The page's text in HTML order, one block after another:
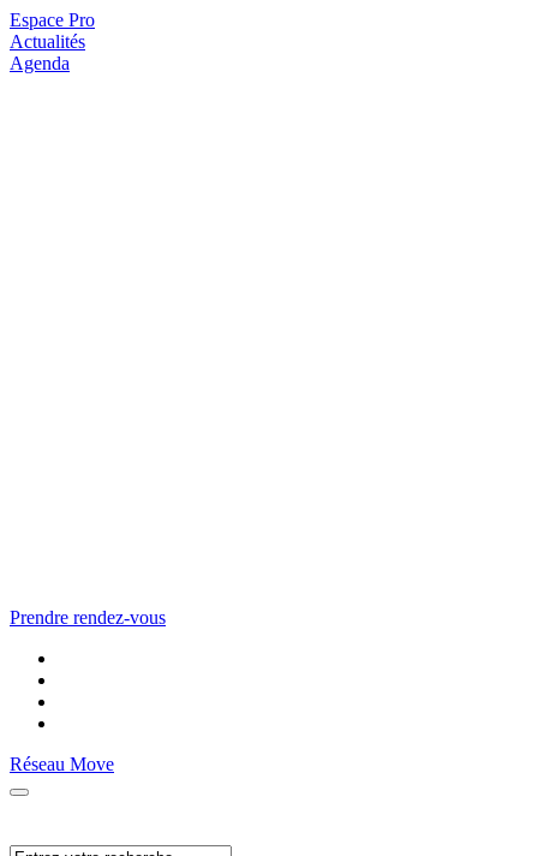
Espace Pro
Actualités
Agenda
Prendre rendez-vous
Réseau Move